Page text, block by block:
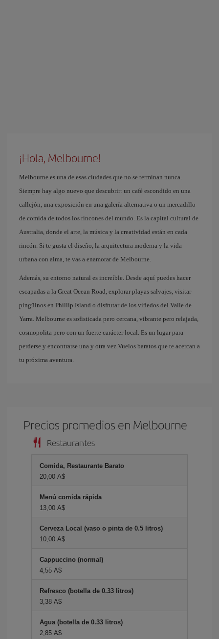
¡Hola, Melbourne!
Melbourne es una de esas ciudades que no se terminan nunca.
Siempre hay algo nuevo que descubrir: un café escondido en una
callejón, una exposición en una galería alternativa o un mercadillo
de comida de todos los rincones del mundo. Es la capital cultural de
Australia, donde el arte, la música y la creatividad están en cada
rincón. Si te gusta el diseño, la arquitectura moderna y la vida
urbana con alma, te vas a enamorar de Melbourne.
Además, su entorno natural es increíble. Desde aquí puedes hacer
escapadas a la Great Ocean Road, explorar playas salvajes, visitar
pingüinos en Phillip Island o disfrutar de los viñedos del Valle de
Yarra. Melbourne es sofisticada pero cercana, vibrante pero relajada,
cosmopolita pero con un fuerte carácter local. Es un lugar para
perderse y encontrarse una y otra vez.Vuelos baratos que te acercan a
tu próxima aventura.
Precios promedios en Melbourne
Restaurantes
Comida, Restaurante Barato
20,00 A$
Menú comida rápida
13,00 A$
Cerveza Local (vaso o pinta de 0.5 litros)
10,00 A$
Cappuccino (normal)
4,55 A$
Refresco (botella de 0.33 litros)
3,38 A$
Agua (botella de 0.33 litros)
2,85 A$